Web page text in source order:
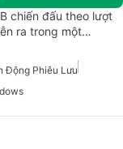
chiến đấu theo lượt
ra trong một…
Động Phiêu Lưu